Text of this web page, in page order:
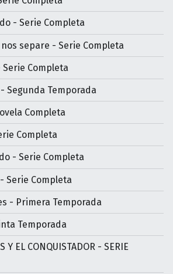
- Serie Completa
separe - Serie Completa
Serie Completa
Segunda Temporada
Completa
Completa
- Serie Completa
Serie Completa
- Primera Temporada
Temporada
Y EL CONQUISTADOR - SERIE